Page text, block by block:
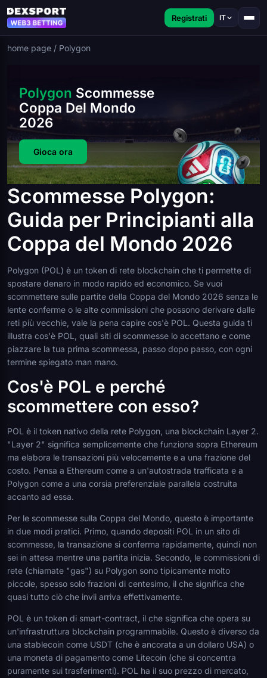
Registrati IT
home page / Polygon
Polygon Scommesse
Coppa Del Mondo
2026
Gioca ora
Scommesse Polygon:
Guida per Principianti alla
Coppa del Mondo 2026
Polygon (POL) è un token di rete blockchain che ti permette di
spostare denaro in modo rapido ed economico. Se vuoi
scommettere sulle partite della Coppa del Mondo 2026 senza le
lente conferme o le alte commissioni che possono derivare dalle
reti più vecchie, vale la pena capire cos'è POL. Questa guida ti
illustra cos'è POL, quali siti di scommesse lo accettano e come
piazzare la tua prima scommessa, passo dopo passo, con ogni
termine spiegato man mano.
Cos'è POL e perché
scommettere con esso?
POL è il token nativo della rete Polygon, una blockchain Layer 2.
"Layer 2" significa semplicemente che funziona sopra Ethereum
ma elabora le transazioni più velocemente e a una frazione del
costo. Pensa a Ethereum come a un'autostrada trafficata e a
Polygon come a una corsia preferenziale parallela costruita
accanto ad essa.
Per le scommesse sulla Coppa del Mondo, questo è importante
in due modi pratici. Primo, quando depositi POL in un sito di
scommesse, la transazione si conferma rapidamente, quindi non
sei in attesa mentre una partita inizia. Secondo, le commissioni di
rete (chiamate "gas") su Polygon sono tipicamente molto
piccole, spesso solo frazioni di centesimo, il che significa che
quasi tutto ciò che invii arriva effettivamente.
POL è un token di smart-contract, il che significa che opera su
un'infrastruttura blockchain programmabile. Questo è diverso da
una stablecoin come USDT (che è ancorata a un dollaro USA) o
una moneta di pagamento come Litecoin (che si concentra
puramente sui trasferimenti). POL ha il suo prezzo di mercato,